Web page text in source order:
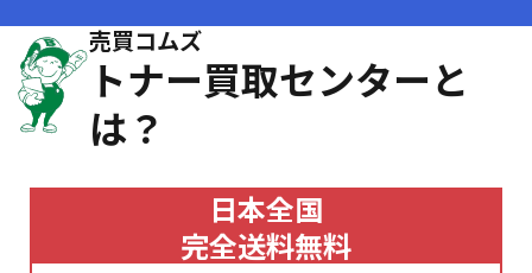
売買コムズ
トナー買取センターと
は？
日本全国
完全送料無料